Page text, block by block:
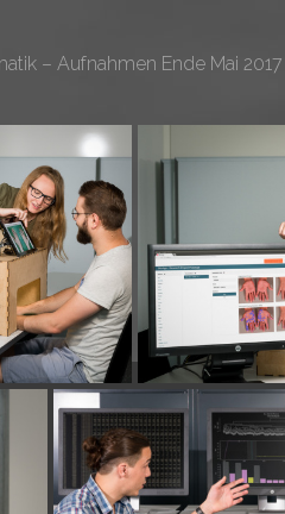
– Aufnahmen Ende Mai